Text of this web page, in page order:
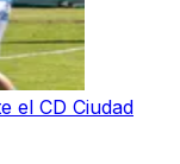
el CD Ciudad